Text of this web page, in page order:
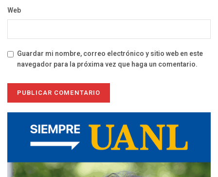
Web
Guardar mi nombre, correo electrónico y sitio web en este
navegador para la próxima vez que haga un comentario.